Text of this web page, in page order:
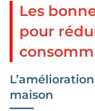
Les
pour
maison